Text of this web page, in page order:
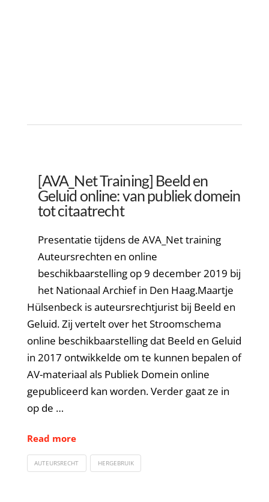
[AVA_Net Training] Beeld en
Geluid online: van publiek domein
tot citaatrecht
Presentatie tijdens de AVA_Net training
Auteursrechten en online
beschikbaarstelling op 9 december 2019 bij
het Nationaal Archief in Den Haag.Maartje
Hülsenbeck is auteursrechtjurist bij Beeld en
Geluid. Zij vertelt over het Stroomschema
online beschikbaarstelling dat Beeld en Geluid
in 2017 ontwikkelde om te kunnen bepalen of
AV-materiaal als Publiek Domein online
gepubliceerd kan worden. Verder gaat ze in
op de …
Read more
AUTEURSRECHT HERGEBRUIK